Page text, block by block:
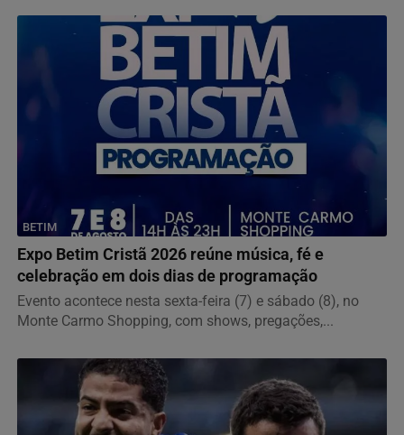
BETIM
Expo Betim Cristã 2026 reúne música, fé e
celebração em dois dias de programação
Evento acontece nesta sexta-feira (7) e sábado (8), no
Monte Carmo Shopping, com shows, pregações,...